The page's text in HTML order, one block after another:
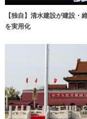
【独自】清水建設が建設
を実用化